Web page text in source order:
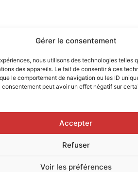
Gérer le consentement
nous utilisons des technologies telles
des appareils. Le fait de consentir à ces
le comportement de navigation ou les ID
consentement peut avoir un effet négatif sur
Accepter
Refuser
Voir les préférences